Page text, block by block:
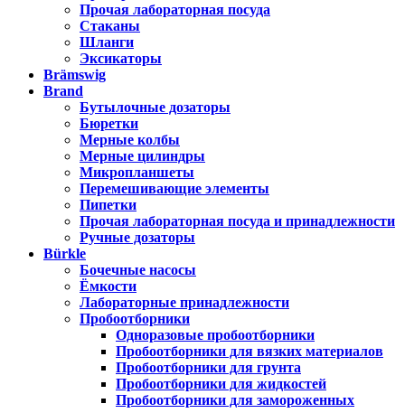
Прочая лабораторная посуда
Стаканы
Шланги
Эксикаторы
Brämswig
Brand
Бутылочные дозаторы
Бюретки
Мерные колбы
Мерные цилиндры
Микропланшеты
Перемешивающие элементы
Пипетки
Прочая лабораторная посуда и принадлежности
Ручные дозаторы
Bürkle
Бочечные насосы
Ёмкости
Лабораторные принадлежности
Пробоотборники
Одноразовые пробоотборники
Пробоотборники для вязких материалов
Пробоотборники для грунта
Пробоотборники для жидкостей
Пробоотборники для замороженных